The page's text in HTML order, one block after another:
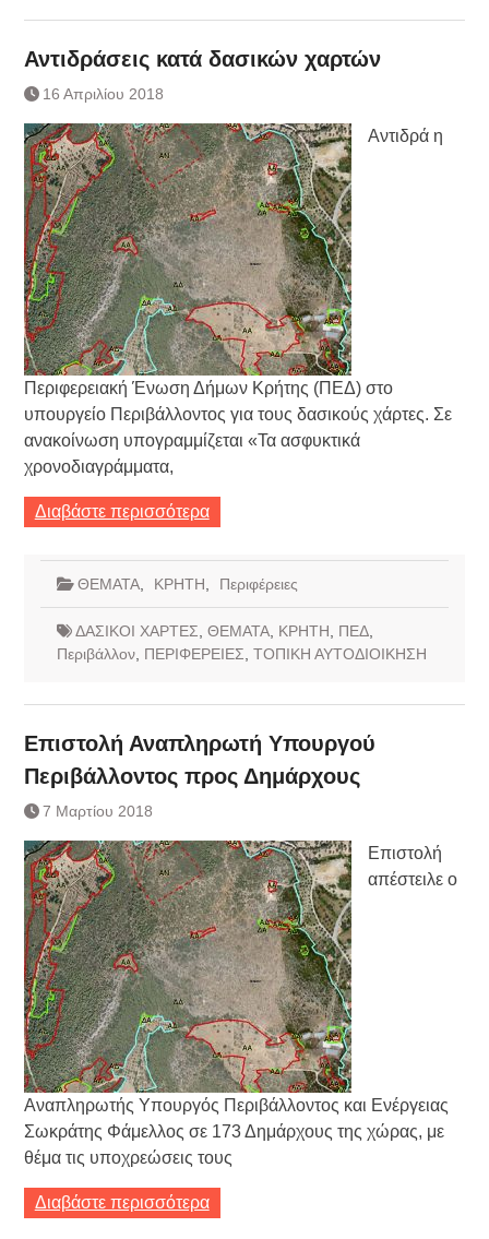
Αντιδράσεις κατά δασικών χαρτών
16 Απριλίου 2018
Αντιδρά η
Περιφερειακή Ένωση Δήμων Κρήτης (ΠΕΔ) στο
υπουργείο Περιβάλλοντος για τους δασικούς χάρτες. Σε
ανακοίνωση υπογραμμίζεται «Τα ασφυκτικά
χρονοδιαγράμματα,
Διαβάστε περισσότερα
ΘΕΜΑΤΑ, ΚΡΗΤΗ Περιφέρειες
ΔΑΣΙΚΟΙ ΧΑΡΤΕΣ ΘΕΜΑΤΑ, ΚΡΗΤΗ ΠΕΔ,
Περιβάλλον, ΠΕΡΙΦΕΡΕΙΕΣ ΤΟΠΙΚΗ ΑΥΤΟΔΙΟΙΚΗΣΗ
Επιστολή Αναπληρωτή Υπουργού
Περιβάλλοντος προς Δημάρχους
7 Μαρτίου 2018
Επιστολή
απέστειλε ο
Αναπληρωτής Υπουργός Περιβάλλοντος και Ενέργειας
Σωκράτης Φάμελλος σε 173 Δημάρχους της χώρας, με
θέμα τις υποχρεώσεις τους
Διαβάστε περισσότερα